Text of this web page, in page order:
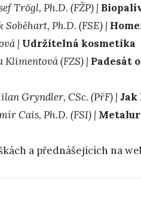
Trögl, Ph.D. (FŽP) |
Soběhart, Ph.D. (FSE) |
| Udržitelná kosmetika
(FZS) | Padesát
Gryndler, CSc. (PřF) | Jak
Cais, Ph.D. (FSI) |
a přednášejících na